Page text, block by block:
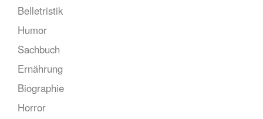
Belletristik
Humor
Sachbuch
Ernährung
Biographie
Horror